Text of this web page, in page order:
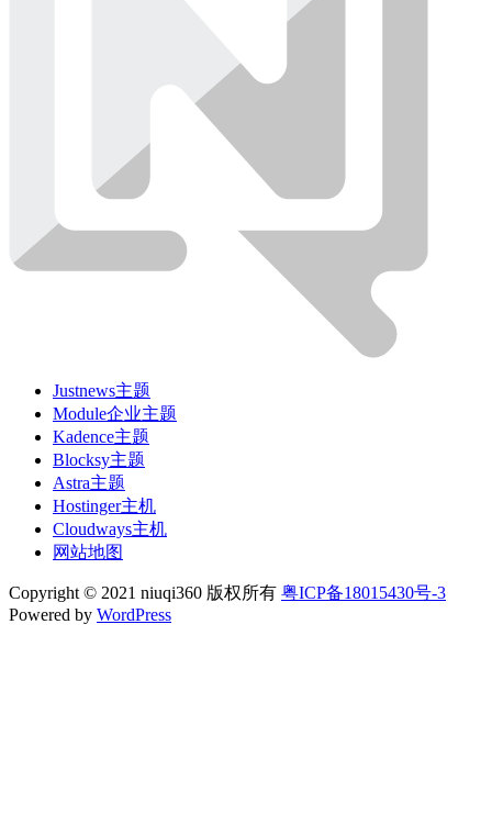
Justnews主题
Module企业主题
Kadence主题
Blocksy主题
Astra主题
Hostinger主机
Cloudways主机
网站地图
Copyright © 2021 niuqi360 版权所有 粤ICP备18015430号-3
Powered by WordPress